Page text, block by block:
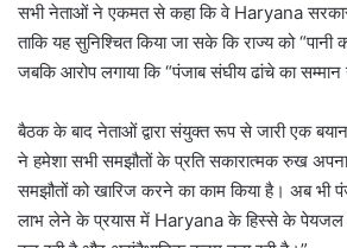
सभी नेताओं ने एकमत से कहा कि वे Haryana
ताकि यह सुनिश्चित किया जा सके कि राज्य को “पानी
जबकि आरोप लगाया कि “पंजाब संघीय ढांचे का सम्मान
बैठक के बाद नेताओं द्वारा संयुक्त रूप से जारी एक
ने हमेशा सभी समझौतों के प्रति सकारात्मक रुख
समझौतों को खारिज करने का काम किया है। अब भी
लाभ लेने के प्रयास में Haryana के हिस्से के पेयजल